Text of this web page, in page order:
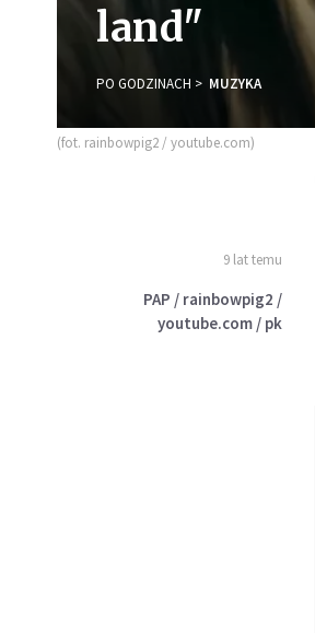
land"
PO GODZINACH MUZYKA
(fot. rainbowpig2 / youtube.com)
9 lat temu
PAP / rainbowpig2 /
youtube.com / pk